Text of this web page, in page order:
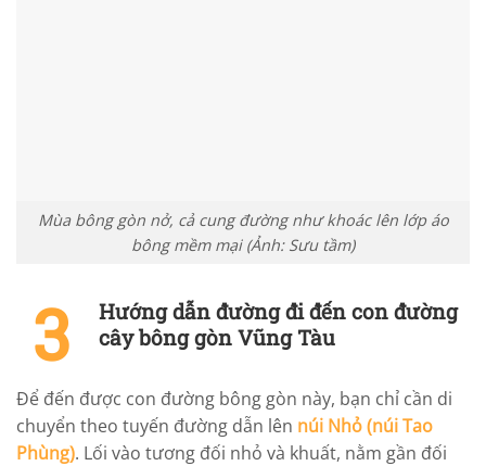
Mùa bông gòn nở, cả cung đường như khoác lên lớp áo
bông mềm mại (Ảnh: Sưu tầm)
Hướng dẫn đường đi đến con đường
cây bông gòn Vũng Tàu
Để đến được con đường bông gòn này, bạn chỉ cần di
chuyển theo tuyến đường dẫn lên núi Nhỏ (núi Tao
Phùng). Lối vào tương đối nhỏ và khuất, nằm gần đối